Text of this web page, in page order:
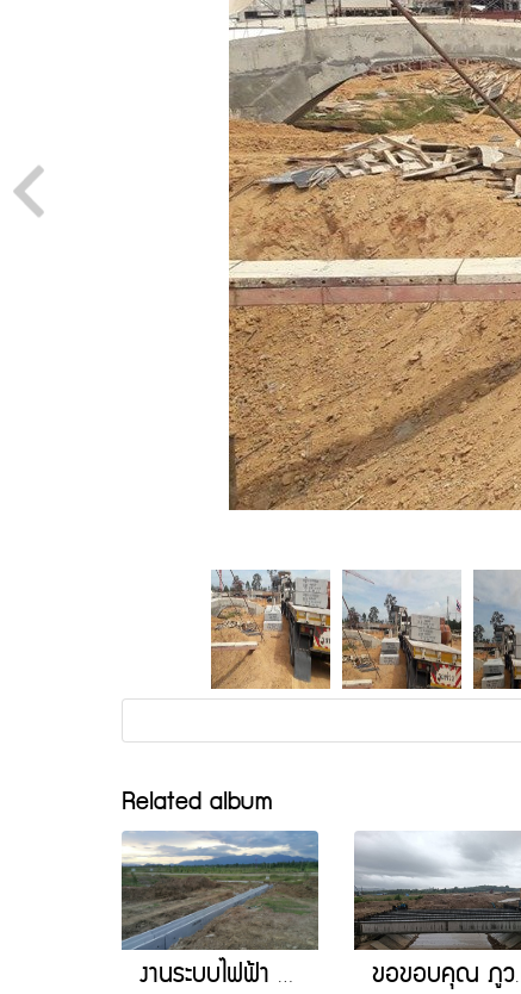
Related album
งานระบบไฟฟ้า ณ สถาบันเทคโนโลยีกำปงสปือ ราชอาณาจักรกัมพูชา ขอขอบคุณ ภูว